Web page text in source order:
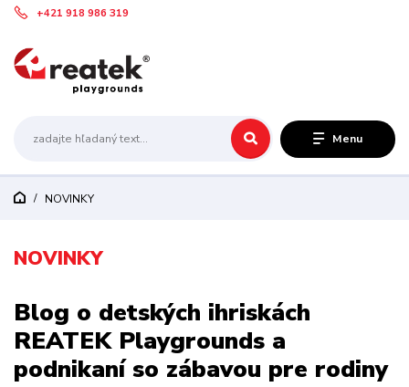
Menu
+421 918 986 319
NOVINKY
NOVINKY
Blog o detských ihriskách
REATEK Playgrounds a
podnikaní so zábavou pre rodiny